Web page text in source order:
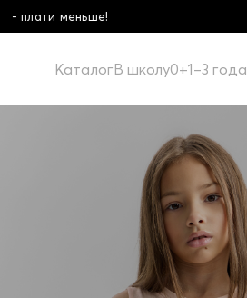
КаталогВ школу0+1–3 года